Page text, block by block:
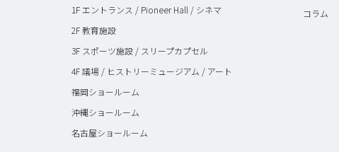
1F エントランス / Pioneer Hall / シネマ
2F 教育施設
3F スポーツ施設 / スリープカプセル
4F 議場 / ヒストリーミュージアム / アート
福岡ショールーム
沖縄ショールーム
名古屋ショールーム
コラム